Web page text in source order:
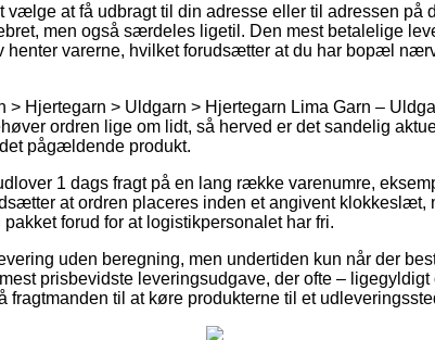
vælge at få udbragt til din adresse eller til adressen på
men også særdeles ligetil. Den mest betalelige
varerne, hvilket forudsætter at du har bopæl
> Hjertegarn > Uldgarn > Hjertegarn Lima Garn –
ordren lige om lidt, så herved er det sandelig
pågældende produkt.
1 dags fragt på en lang række varenumre,
at ordren placeres inden et angivent klokkeslæt,
forud for at logistikpersonalet har fri.
uden beregning, men undertiden kun når der
prisbevidste leveringsudgave, der ofte –
fragtmanden til at køre produkterne til et